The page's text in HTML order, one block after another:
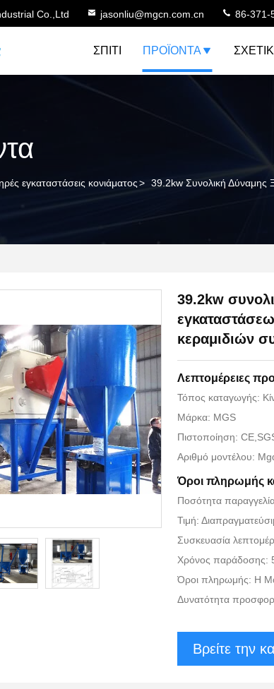
Co.,Ltd jasonliu@mgcn.com.cn 86-371-
ΣΠΊΤΙ ΠΡΟΪΌΝΤΑ
εγκαταστάσεις κονιάματος> 39.2kw Συνολική Δύναμης
39.2kw
κεραμιδιών
Λεπτομέρειες
Τόπος καταγωγής:
Μάρκα: MGS
Πιστοποίηση:
Αριθμό μοντέλου:
Όροι πληρωμής
Ποσότητα
Τιμή:
Συσκευασία
Χρόνος παράδοσης:
Όροι πληρωμής: Η
Δυνατότητα
Βρείτε την